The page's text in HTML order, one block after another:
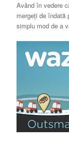
Având în vedere
mergeți de
simplu mod de a